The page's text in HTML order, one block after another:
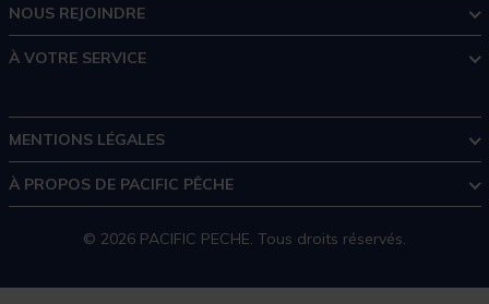
NOUS REJOINDRE
À VOTRE SERVICE
MENTIONS LÉGALES
À PROPOS DE PACIFIC PÊCHE
© 2026 PACIFIC PECHE. Tous droits réservés.